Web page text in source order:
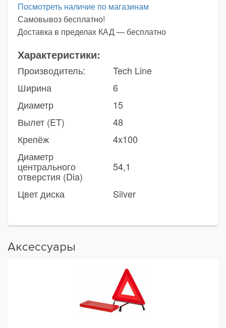
Посмотреть наличие по магазинам
Самовывоз бесплатно!
Доставка в пределах КАД — бесплатно
Характеристики:
Производитель:
Tech Line
Ширина
6
Диаметр
15
Вылет (ET)
48
Крепёж
4x100
Диаметр
центрального
отверстия (Dia)
54,1
Цвет диска Silver
Аксессуары